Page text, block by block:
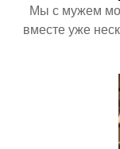
Мы с мужем
вместе уже